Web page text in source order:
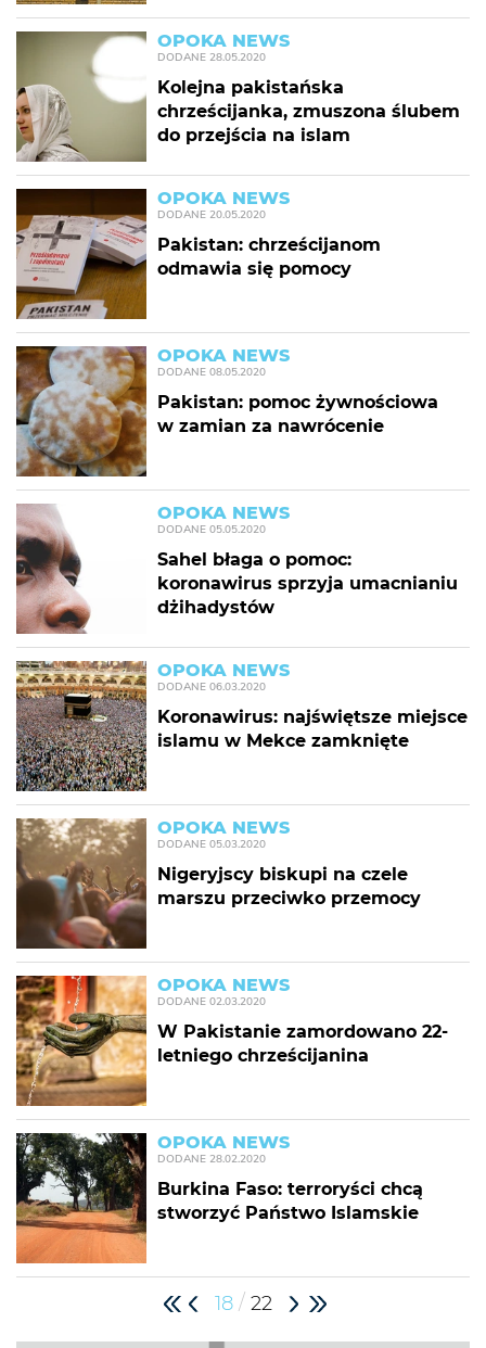
OPOKA NEWS
DODANE 28.05.2020
Kolejna pakistańska
chrześcijanka, zmuszona ślubem
do przejścia na islam
OPOKA NEWS
DODANE 20.05.2020
Pakistan: chrześcijanom
odmawia się pomocy
OPOKA NEWS
DODANE 08.05.2020
Pakistan: pomoc żywnościowa
w zamian za nawrócenie
OPOKA NEWS
DODANE 05.05.2020
Sahel błaga o pomoc:
koronawirus sprzyja umacnianiu
dżihadystów
OPOKA NEWS
DODANE 06.03.2020
Koronawirus: najświętsze miejsce
islamu w Mekce zamknięte
OPOKA NEWS
DODANE 05.03.2020
Nigeryjscy biskupi na czele
marszu przeciwko przemocy
OPOKA NEWS
DODANE 02.03.2020
W Pakistanie zamordowano 22-
letniego chrześcijanina
OPOKA NEWS
DODANE 28.02.2020
Burkina Faso: terroryści chcą
stworzyć Państwo Islamskie
18 / 22